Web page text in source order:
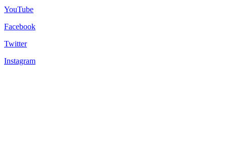
YouTube
Facebook
Twitter
Instagram